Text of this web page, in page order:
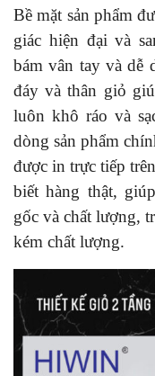
Bề mặt sản phẩm
giác hiện đại và
bám vân tay và dễ
đáy và thân giỏ
luôn khô ráo và
dòng sản phẩm
được in trực tiếp
biết hàng thật,
gốc và chất lượng,
kém chất lượng.